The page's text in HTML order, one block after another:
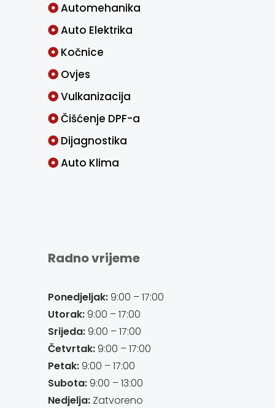
Automehanika
Auto Elektrika
Kočnice
Ovjes
Vulkanizacija
Čišćenje DPF-a
Dijagnostika
Auto Klima
Radno vrijeme
Ponedjeljak:9:00 – 17:00
Utorak:9:00 – 17:00
Srijeda:9:00 – 17:00
Četvrtak:9:00 – 17:00
Petak:9:00 – 17:00
Subota:9:00 – 13:00
Nedjelja:Zatvoreno